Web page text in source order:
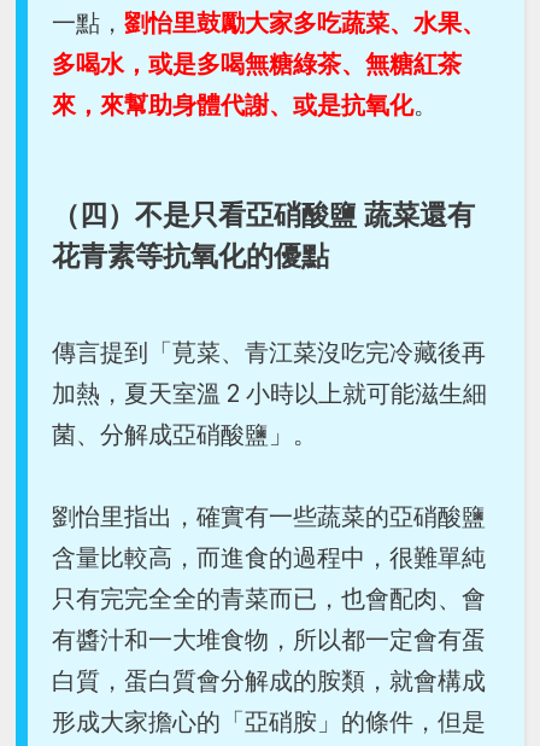
一點，劉怡里鼓勵大家多吃蔬菜、水果、
多喝水，或是多喝無糖綠茶、無糖紅茶
來，來幫助身體代謝、或是抗氧化。
（四）不是只看亞硝酸鹽 蔬菜還有
花青素等抗氧化的優點
傳言提到「莧菜、青江菜沒吃完冷藏後再
加熱，夏天室溫 2 小時以上就可能滋生細
菌、分解成亞硝酸鹽」。
劉怡里指出，確實有一些蔬菜的亞硝酸鹽
含量比較高，而進食的過程中，很難單純
只有完完全全的青菜而已，也會配肉、會
有醬汁和一大堆食物，所以都一定會有蛋
白質，蛋白質會分解成的胺類，就會構成
形成大家擔心的「亞硝胺」的條件，但是